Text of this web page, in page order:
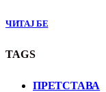
ЧИТАЈ БЕ
TAGS
ПРЕТСТАВА